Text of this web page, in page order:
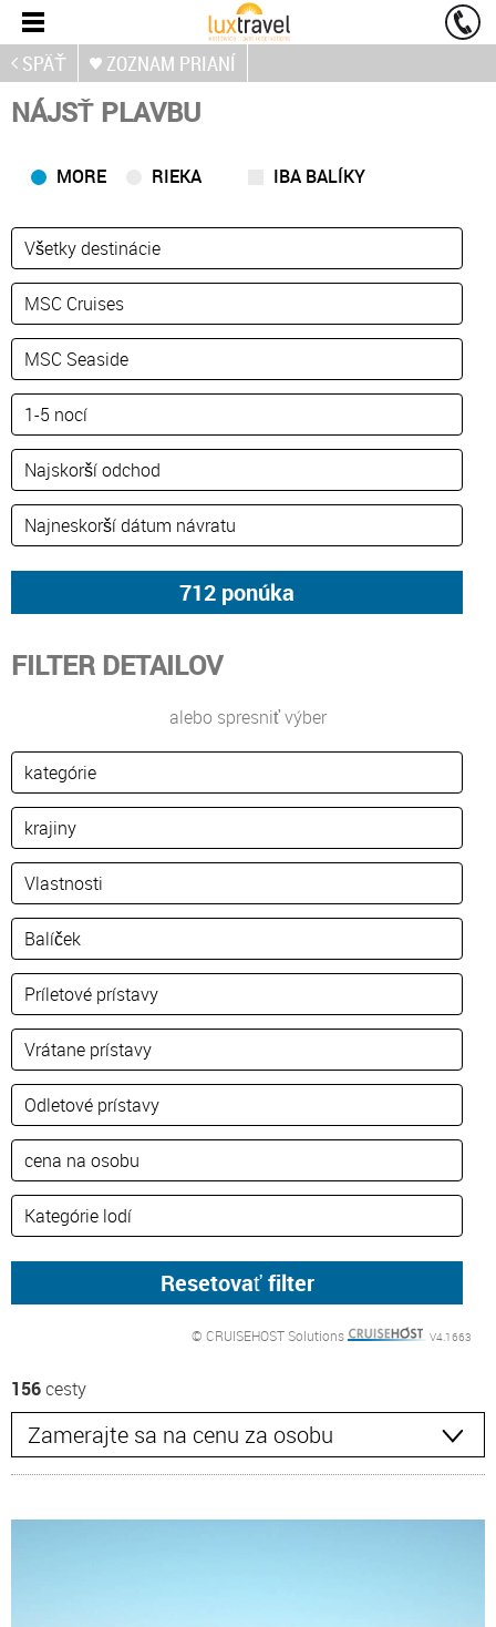
SPÄŤ ZOZNAM PRIANÍ
NÁJSŤ PLAVBU
MORE RIEKA IBA BALÍKY
FILTER DETAILOV
alebo spresniť výber
© CRUISEHOST Solutions V4.1663
156cesty